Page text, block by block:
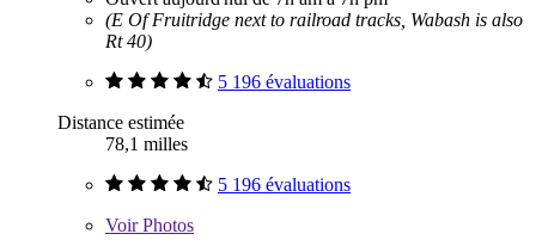
(E Of Fruitridge next to railroad tracks, Wabash is also
Rt 40)
5 196 évaluations
Distance estimée
78,1 milles
5 196 évaluations
VoirPhotos